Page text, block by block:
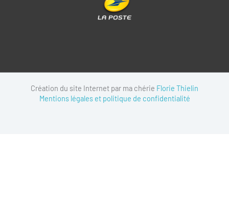
Création du site Internet par ma chérie Florie Thielin
Mentions légales et politique de confidentialité